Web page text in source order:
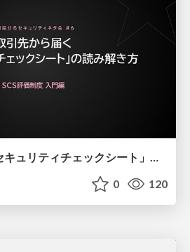
取引先から届く 「セキュリティチェックシート」の読み解き方
0 120